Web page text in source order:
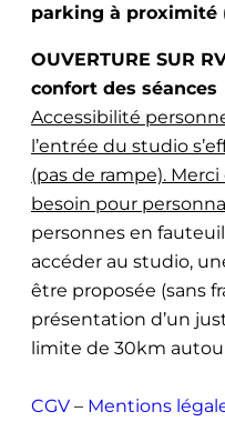
parking à proximité
OUVERTURE SUR
confort des séances
Accessibilité
l’entrée du studio
(pas de rampe).
besoin pour
personnes en
accéder au studio,
être proposée (sans
présentation d’un
limite de 30km
CGV – Mentions